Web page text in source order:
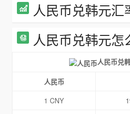
人民币兑韩元汇
人民币兑韩元怎
人民币兑
人民币
1 CNY